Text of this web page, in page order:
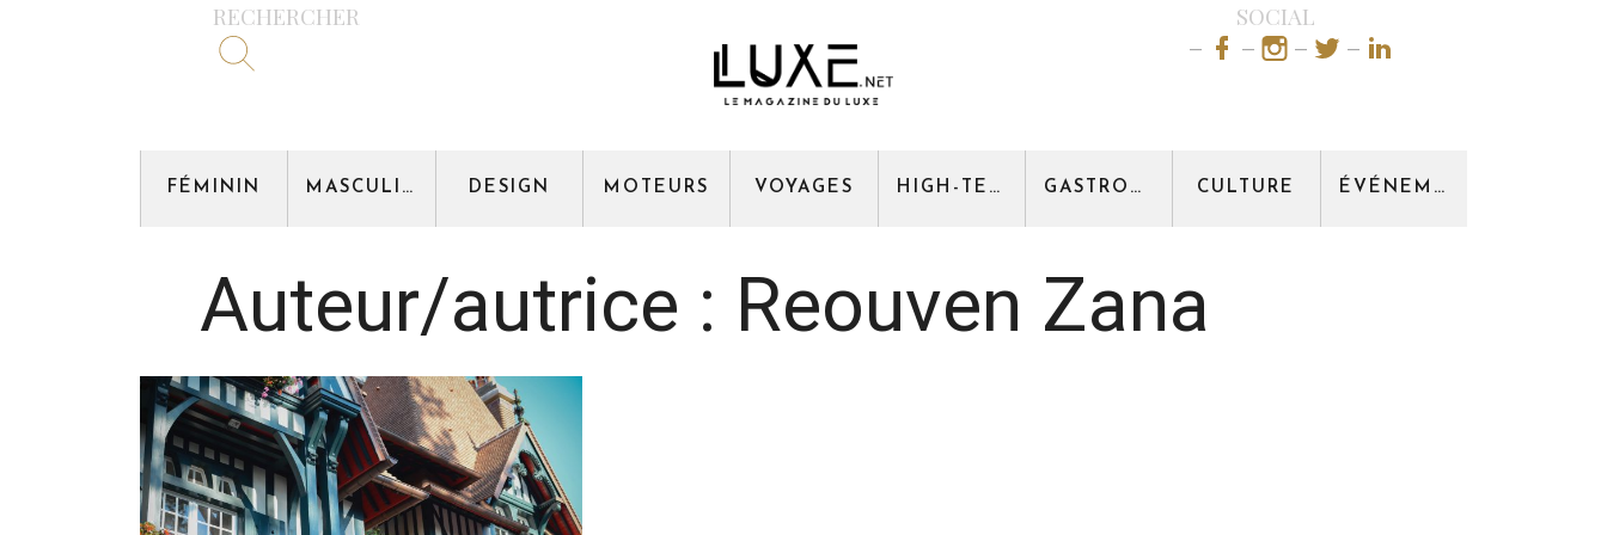
RECHERCHER SOCIAL
FÉMININ MASCULIN DESIGN MOTEURS VOYAGES HIGH-TECH GASTRONOMIE CULTURE ÉVÉNEMENT
Auteur/autrice : Reouven Zana